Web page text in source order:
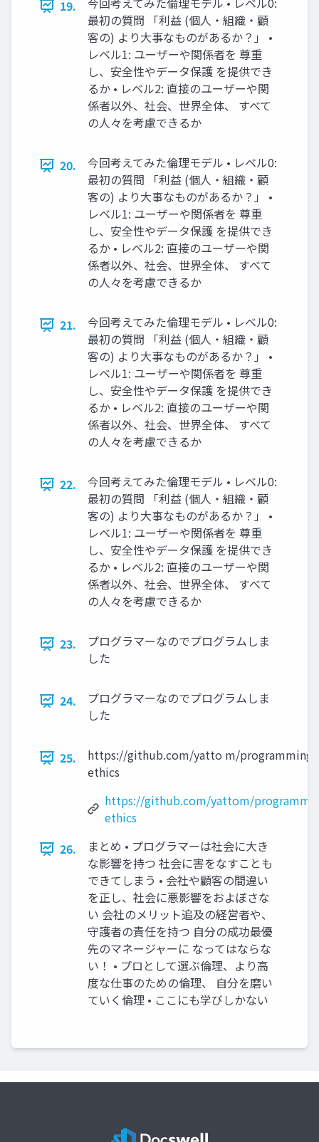
19.
最初の質問 「利益 (個人・組織・顧
客の) より大事なものがあるか？」 •
レベル1: ユーザーや関係者を 尊重
し、安全性やデータ保護 を提供でき
るか • レベル2: 直接のユーザーや関
係者以外、社会、世界全体、 すべて
の人々を考慮できるか
20.
今回考えてみた倫理モデル • レベル0:
最初の質問 「利益 (個人・組織・顧
客の) より大事なものがあるか？」 •
レベル1: ユーザーや関係者を 尊重
し、安全性やデータ保護 を提供でき
るか • レベル2: 直接のユーザーや関
係者以外、社会、世界全体、 すべて
の人々を考慮できるか
21.
今回考えてみた倫理モデル • レベル0:
最初の質問 「利益 (個人・組織・顧
客の) より大事なものがあるか？」 •
レベル1: ユーザーや関係者を 尊重
し、安全性やデータ保護 を提供でき
るか • レベル2: 直接のユーザーや関
係者以外、社会、世界全体、 すべて
の人々を考慮できるか
22.
今回考えてみた倫理モデル • レベル0:
最初の質問 「利益 (個人・組織・顧
客の) より大事なものがあるか？」 •
レベル1: ユーザーや関係者を 尊重
し、安全性やデータ保護 を提供でき
るか • レベル2: 直接のユーザーや関
係者以外、社会、世界全体、 すべて
の人々を考慮できるか
23.
プログラマーなのでプログラムしま
した
24.
プログラマーなのでプログラムしま
した
25.
https://github.com/yatto m/programming-
ethics
https://github.com/yattom/
ethics
26.
まとめ • プログラマーは社会に大き
な影響を持つ 社会に害をなすことも
できてしまう • 会社や顧客の間違い
を正し、社会に悪影響をおよぼさな
い 会社のメリット追及の経営者や、
守護者の責任を持つ 自分の成功最優
先のマネージャーに なってはならな
い！ • プロとして選ぶ倫理、より高
度な仕事のための倫理、 自分を磨い
ていく倫理 • ここにも学びしかない